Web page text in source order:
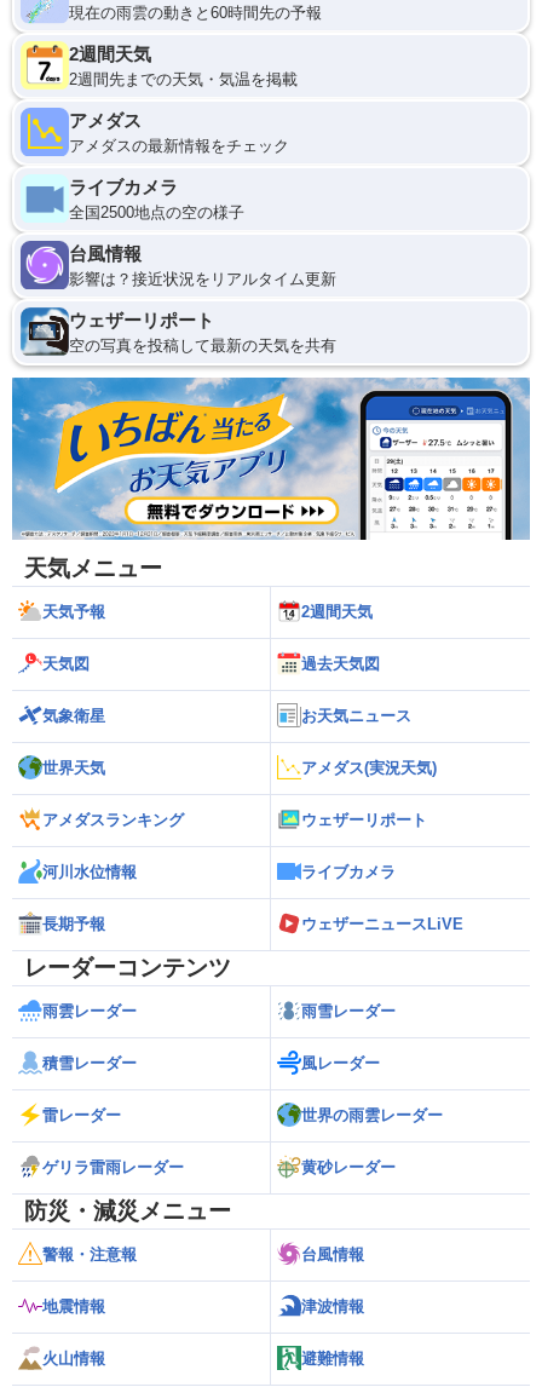
現在の雨雲の動きと60時間先の予報
2週間天気
2週間先までの天気・気温を掲載
アメダス
アメダスの最新情報をチェック
ライブカメラ
全国2500地点の空の様子
台風情報
影響は？接近状況をリアルタイム更新
ウェザーリポート
空の写真を投稿して最新の天気を共有
天気メニュー
天気予報 2週間天気
天気図 過去天気図
気象衛星 お天気ニュース
世界天気 アメダス(実況天気)
アメダスランキング ウェザーリポート
河川水位情報 ライブカメラ
長期予報 ウェザーニュースLiVE
レーダーコンテンツ
雨雲レーダー 雨雪レーダー
積雪レーダー 風レーダー
雷レーダー 世界の雨雲レーダー
ゲリラ雷雨レーダー 黄砂レーダー
防災・減災メニュー
警報・注意報 台風情報
地震情報 津波情報
火山情報 避難情報